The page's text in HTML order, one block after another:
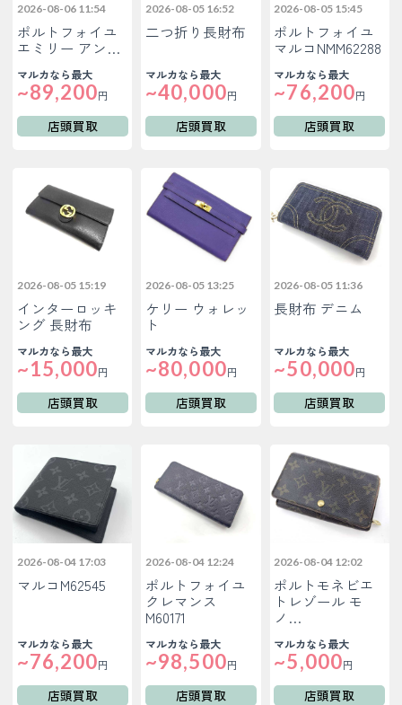
2026-08-06 11:54
ポルトフォイユ
エミリー アン…
マルカなら最大
~89,200円
店頭買取
2026-08-05 16:52
二つ折り長財布
マルカなら最大
~40,000円
店頭買取
2026-08-05 15:45
ポルトフォイユ
マルコNMM62288
マルカなら最大
~76,200円
店頭買取
2026-08-05 15:19
インターロッキ
ング 長財布
マルカなら最大
~15,000円
店頭買取
2026-08-05 13:25
ケリー ウォレッ
ト
マルカなら最大
~80,000円
店頭買取
2026-08-05 11:36
長財布 デニム
マルカなら最大
~50,000円
店頭買取
2026-08-04 17:03
マルコM62545
マルカなら最大
~76,200円
店頭買取
2026-08-04 12:24
ポルトフォイユ
クレマンス
M60171
マルカなら最大
~98,500円
店頭買取
2026-08-04 12:02
ポルトモネビエ
トレゾール モ
ノ…
マルカなら最大
~5,000円
店頭買取